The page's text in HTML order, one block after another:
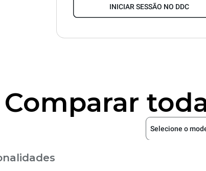
INICIAR SESSÃO NO DDC
Comparar
Selecione o